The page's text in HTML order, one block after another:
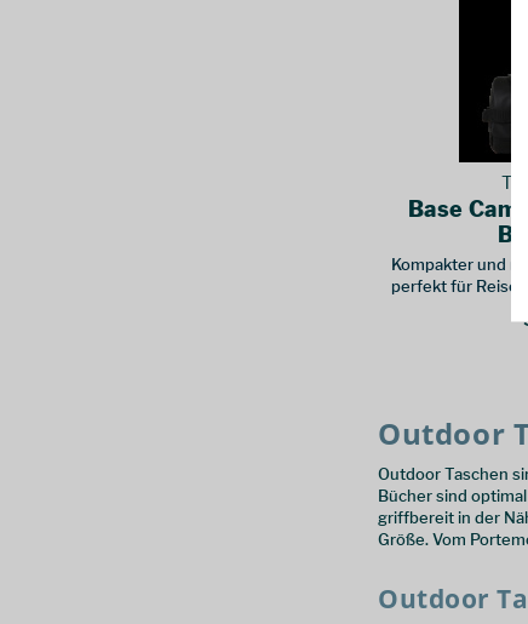
Base
Kompakter und
perfekt für
Outdoor
Outdoor Taschen
Bücher sind
griffbereit in der
Größe. Vom
Outdoor